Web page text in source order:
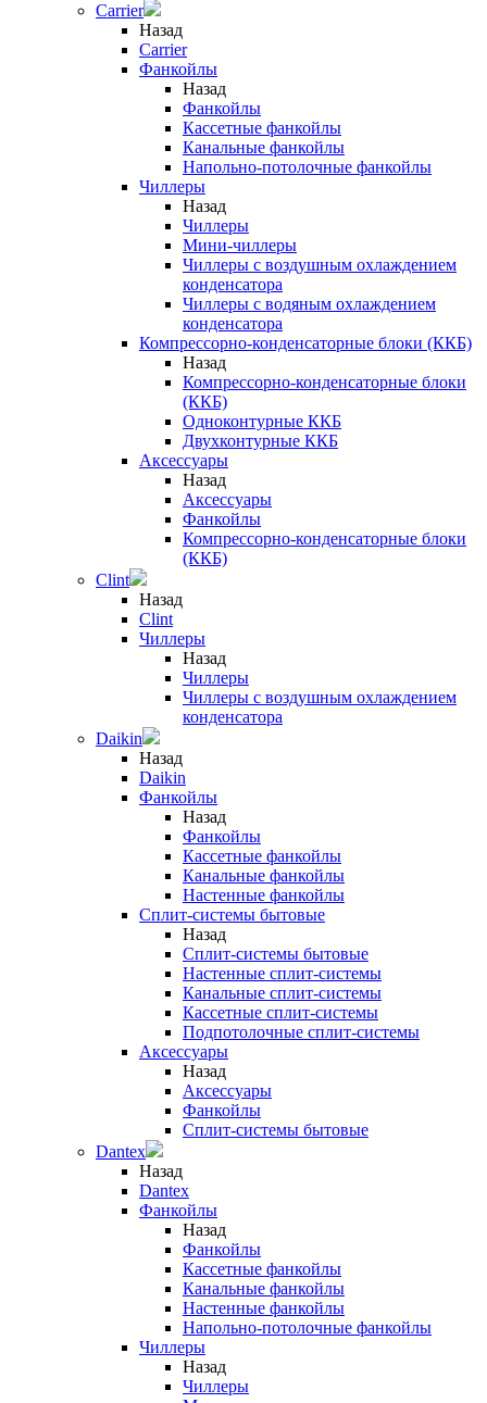
Carrier
Назад
Carrier
Фанкойлы
Назад
Фанкойлы
Кассетные фанкойлы
Канальные фанкойлы
Напольно-потолочные фанкойлы
Чиллеры
Назад
Чиллеры
Мини-чиллеры
Чиллеры с воздушным охлаждением
конденсатора
Чиллеры с водяным охлаждением
конденсатора
Компрессорно-конденсаторные блоки (ККБ)
Назад
Компрессорно-конденсаторные блоки
(ККБ)
Одноконтурные ККБ
Двухконтурные ККБ
Аксессуары
Назад
Аксессуары
Фанкойлы
Компрессорно-конденсаторные блоки
(ККБ)
Clint
Назад
Clint
Чиллеры
Назад
Чиллеры
Чиллеры с воздушным охлаждением
конденсатора
Daikin
Назад
Daikin
Фанкойлы
Назад
Фанкойлы
Кассетные фанкойлы
Канальные фанкойлы
Настенные фанкойлы
Сплит-системы бытовые
Назад
Сплит-системы бытовые
Настенные сплит-системы
Канальные сплит-системы
Кассетные сплит-системы
Подпотолочные сплит-системы
Аксессуары
Назад
Аксессуары
Фанкойлы
Сплит-системы бытовые
Dantex
Назад
Dantex
Фанкойлы
Назад
Фанкойлы
Кассетные фанкойлы
Канальные фанкойлы
Настенные фанкойлы
Напольно-потолочные фанкойлы
Чиллеры
Назад
Чиллеры